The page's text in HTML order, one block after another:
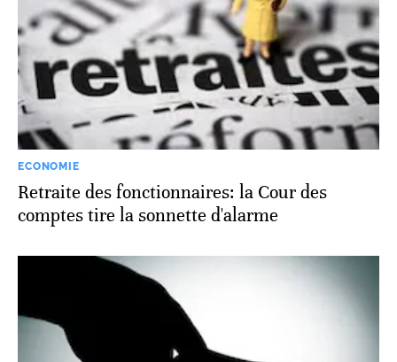
ECONOMIE
Retraite des fonctionnaires: la Cour des
comptes tire la sonnette d'alarme